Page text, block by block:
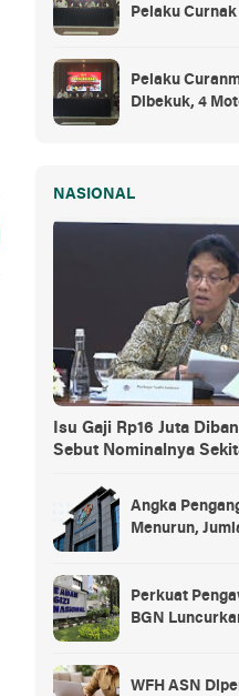
Pelaku Curnak
Pelaku
Dibekuk, 4
NASIONAL
Isu Gaji Rp16 Juta
Sebut Nominalnya
Angka
Menurun,
Perkuat
BGN
WFH ASN